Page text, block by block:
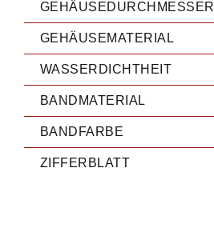
GEHÄUSEDURCHMESSER
GEHÄUSEMATERIAL
WASSERDICHTHEIT
BANDMATERIAL
BANDFARBE
ZIFFERBLATT